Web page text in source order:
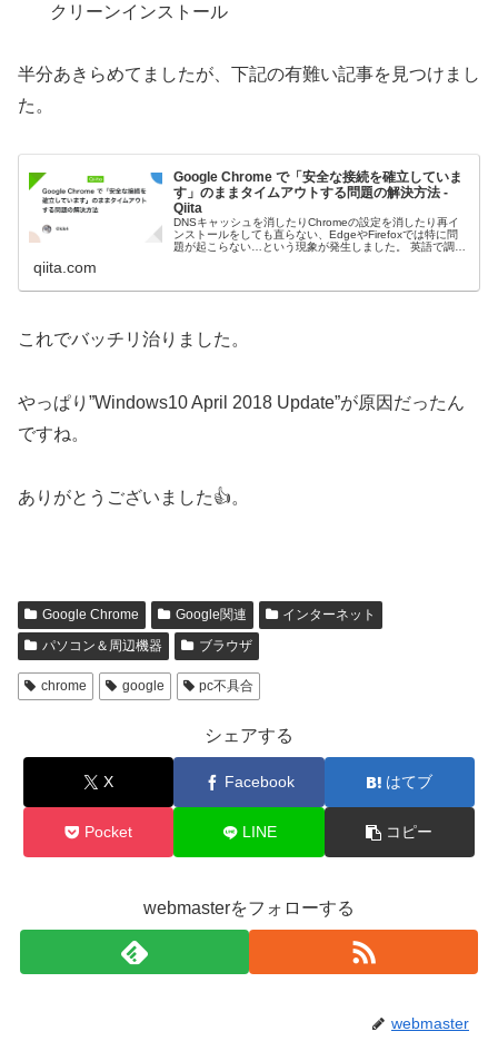
クリーンインストール
半分あきらめてましたが、下記の有難い記事を見つけまし
た。
Google Chrome で「安全な接続を確立していま
す」のままタイムアウトする問題の解決方法 -
Qiita
DNSキャッシュを消したりChromeの設定を消したり再イ
ンストールをしても直らない、EdgeやFirefoxでは特に問
題が起こらない…という現象が発生しました。 英語で調べ
qiita.com
これでバッチリ治りました。
やっぱり”Windows10 April 2018 Update”が原因だったん
ですね。
ありがとうございました👍。
Google Chrome Google関連
インターネット
パソコン＆周辺機器
ブラウザ
chrome google pc不具合
シェアする
X Facebook はてブ
Pocket LINE コピー
webmasterをフォローする
webmaster